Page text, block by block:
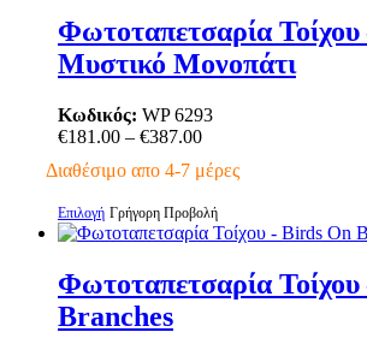
πολλαπλές
παραλλαγές.
επιλογές
μπορούν
επιλεγούν
σελίδα
του
Φωτοταπετσαρία Τοίχου
Μυστικό Μονοπάτι
Κωδικός: WP 6293
€181.00 – €387.00Price
€181.00
€387.00
Διαθέσιμο απο 4-7 μέρες
Επιλογή Αυτό
το
πολλαπλές
παραλλαγές.
Γρήγορη Προβολή
Φωτοταπετσαρία
Branches